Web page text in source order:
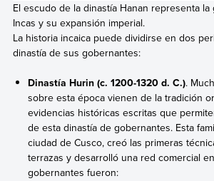
El escudo de la dinastía Hanan representa
Incas y su expansión imperial.
La historia incaica puede dividirse en dos
dinastía de sus gobernantes:
Dinastía Hurin (c. 1200-1320 d. C.).
sobre esta época vienen de la tradición
evidencias históricas escritas que
de esta dinastía de gobernantes. Esta
ciudad de Cusco, creó las primeras
terrazas y desarrolló una red comercial
gobernantes fueron: